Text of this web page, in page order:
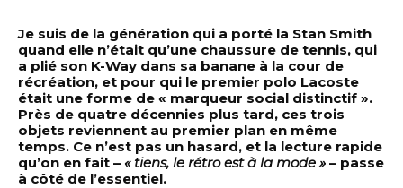
Je suis de la génération qui a porté la Stan Smith
quand elle n’était qu’une chaussure de tennis, qui
a plié son K-Way dans sa banane à la cour de
récréation, et pour qui le premier polo Lacoste
était une forme de « marqueur social distinctif ».
Près de quatre décennies plus tard, ces trois
objets reviennent au premier plan en même
temps. Ce n’est pas un hasard, et la lecture rapide
qu’on en fait – « tiens, le rétro est à la mode » – passe
à côté de l’essentiel.